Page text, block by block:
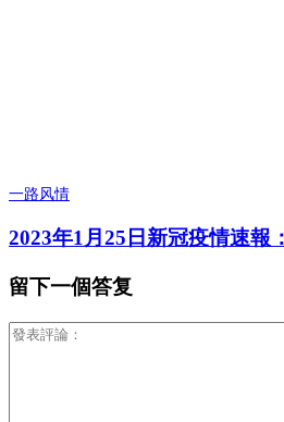
一路风情
2023年1月25日新冠疫情速報
留下一個答复